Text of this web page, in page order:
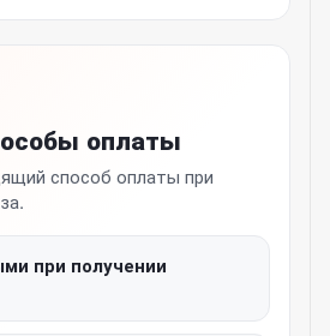
оплаты
способ оплаты при
при получении